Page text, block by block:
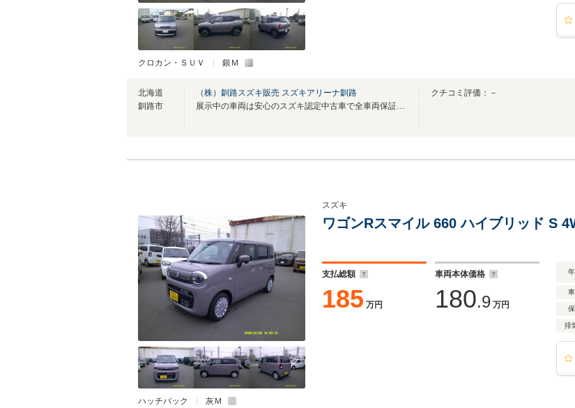
クロカン・ＳＵＶ 銀Ｍ
北海道
釧路市
（株）釧路スズキ販売 スズキアリーナ釧路
展示中の車両は安心のスズキ認定中古車で全車両保証付！修復歴なし車両のみ展示中！
クチコミ評価：－
ハッチバック 灰Ｍ
スズキ
ワゴンRスマイル 660 ハイブリッド S
支払総額
185 万円
車両本体価格
180.9 万円
排